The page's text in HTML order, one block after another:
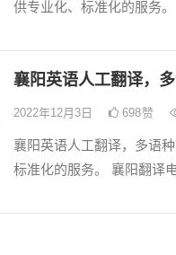
供专业化、标准化的服务
襄阳英语人工翻译，
2022年12月3日 698赞
襄阳英语人工翻译，多语
标准化的服务。 襄阳翻译